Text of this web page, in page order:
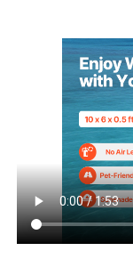
Dicke
Produktabmessun
Abmessungen
des Mittelteils
Abmessungen der
Unterwasserramp